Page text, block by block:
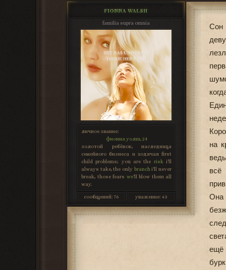
FIONNA WALSH
familia supra omnia
личное звание:
фионна уолш, 24
золотой ребёнок, наследница
семейного бизнеса и ходячая first
child problems; you are the risk i'll
always take, the only branch i'll never
break, those fears we'll blow them all
way.
сообщений: 76 уважение: +3
Сон
на
всё
Она
ещё